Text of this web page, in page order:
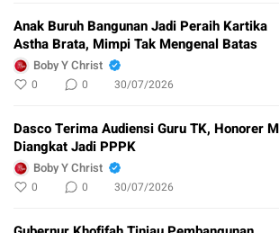
Anak Buruh Bangunan Jadi Peraih Kartika
Astha Brata, Mimpi Tak Mengenal Batas
Boby Y Christ
0 0 30/07/2026
Dasco Terima Audiensi Guru TK, Honorer
Diangkat Jadi PPPK
Boby Y Christ
0 0 30/07/2026